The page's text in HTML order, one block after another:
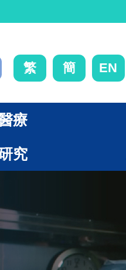
繁 簡 EN
療
究